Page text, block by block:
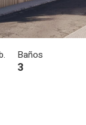
Baños
3